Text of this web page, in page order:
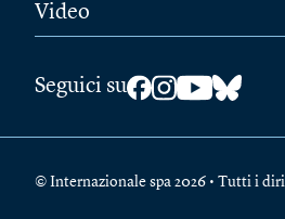
Video
Seguici su
© Internazionale spa 2026 • Tutti i